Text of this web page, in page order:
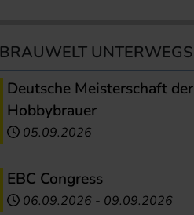
BRAUWELT UNTERWEGS
Deutsche Meisterschaft der
Hobbybrauer
05.09.2026
EBC Congress
06.09.2026 - 09.09.2026